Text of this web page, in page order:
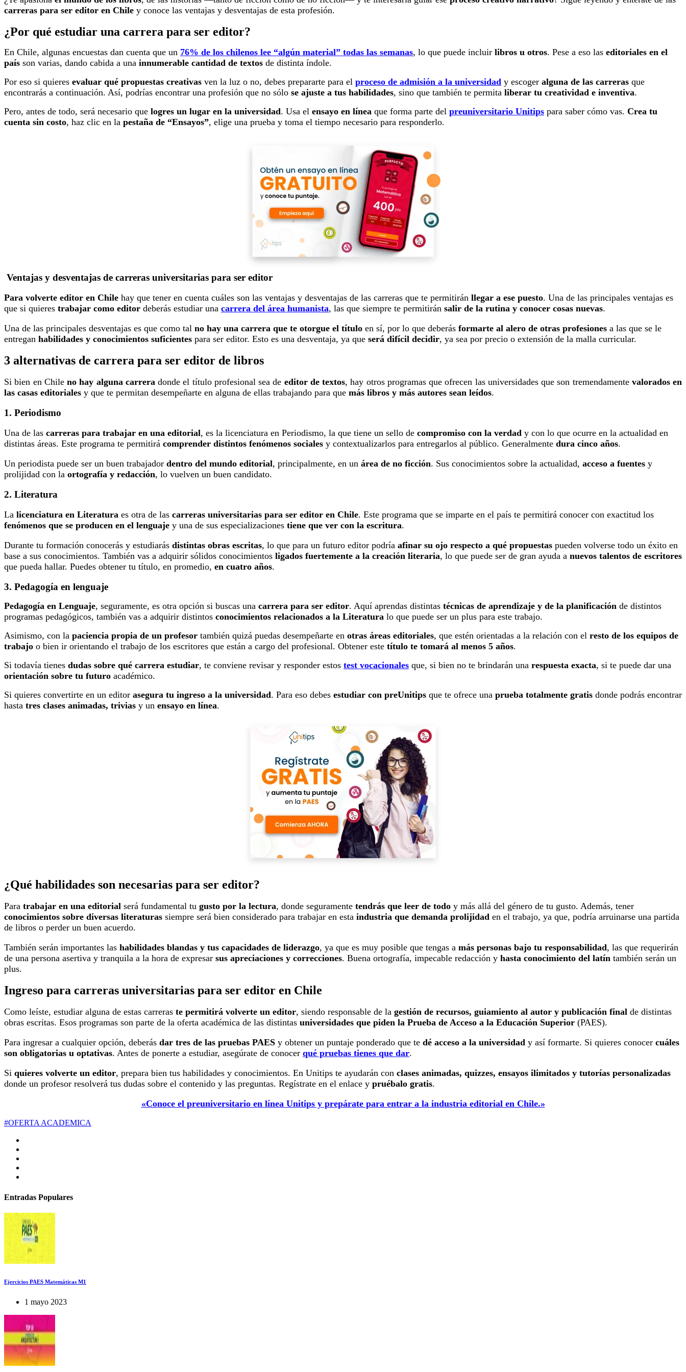
carreras para ser editor en Chile y conoce las ventajas y desventajas de esta profesión.
¿Por qué estudiar una carrera para ser editor?
En Chile, algunas encuestas dan cuenta que un 76% de los chilenos lee “algún material” todas las semanas, lo que puede incluir libros u otros. Pese a eso las editoriales en el
país son varias, dando cabida a una innumerable cantidad de textos de distinta índole.
Por eso si quieres evaluar qué propuestas creativas ven la luz o no, debes prepararte para el proceso de admisión a la universidad y escoger alguna de las carreras que
encontrarás a continuación. Así, podrías encontrar una profesión que no sólo se ajuste a tus habilidades, sino que también te permita liberar tu creatividad e inventiva.
Pero, antes de todo, será necesario que logres un lugar en la universidad. Usa el ensayo en línea que forma parte del preuniversitario Unitips para saber cómo vas. Crea tu
cuenta sin costo, haz clic en la pestaña de “Ensayos”, elige una prueba y toma el tiempo necesario para responderlo.
Ventajas y desventajas de carreras universitarias para ser editor
Para volverte editor en Chile hay que tener en cuenta cuáles son las ventajas y desventajas de las carreras que te permitirán llegar a ese puesto. Una de las principales ventajas es
que si quieres trabajar como editor deberás estudiar una carrera del área humanista, las que siempre te permitirán salir de la rutina y conocer cosas nuevas.
Una de las principales desventajas es que como tal no hay una carrera que te otorgue el título en sí, por lo que deberás formarte al alero de otras profesiones a las que se le
entregan habilidades y conocimientos suficientes para ser editor. Esto es una desventaja, ya que será difícil decidir, ya sea por precio o extensión de la malla curricular.
3 alternativas de carrera para ser editor de libros
Si bien en Chileno hay alguna carrera donde el título profesional sea de editor de textos, hay otros programas que ofrecen las universidades que son tremendamente valorados en
las casas editoriales y que te permitan desempeñarte en alguna de ellas trabajando para que más libros y más autores sean leídos.
1. Periodismo
Una de las carreras para trabajar en una editorial, es la licenciatura en Periodismo, la que tiene un sello de compromiso con la verdad y con lo que ocurre en la actualidad en
distintas áreas. Este programa te permitirá comprender distintos fenómenos sociales y contextualizarlos para entregarlos al público. Generalmente dura cinco años.
Un periodista puede ser un buen trabajador dentro del mundo editorial, principalmente, en un área de no ficción. Sus conocimientos sobre la actualidad, acceso a fuentes y
prolijidad con la ortografía y redacción, lo vuelven un buen candidato.
2. Literatura
La licenciatura en Literatura es otra de las carreras universitarias para ser editor en Chile. Este programa que se imparte en el país te permitirá conocer con exactitud los
fenómenos que se producen en el lenguaje y una de sus especializaciones tiene que ver con la escritura.
Durante tu formación conocerás y estudiarás distintas obras escritas, lo que para un futuro editor podría afinar su ojo respecto a qué propuestas pueden volverse todo un éxito en
base a sus conocimientos. También vas a adquirir sólidos conocimientos ligados fuertemente a la creación literaria, lo que puede ser de gran ayuda a nuevos talentos de escritores
que pueda hallar. Puedes obtener tu título, en promedio, en cuatro años.
3. Pedagogía en lenguaje
Pedagogía en Lenguaje, seguramente, es otra opción si buscas una carrera para ser editor. Aquí aprendas distintas técnicas de aprendizaje y de la planificación de distintos
programas pedagógicos, también vas a adquirir distintos conocimientos relacionados a la Literatura lo que puede ser un plus para este trabajo.
Asimismo, con la paciencia propia de un profesor también quizá puedas desempeñarte en otras áreas editoriales, que estén orientadas a la relación con el resto de los equipos de
trabajo o bien ir orientando el trabajo de los escritores que están a cargo del profesional. Obtener este título te tomará al menos 5 años.
Si todavía tienes dudas sobre qué carrera estudiar, te conviene revisar y responder estos test vocacionales que, si bien no te brindarán una respuesta exacta, si te puede dar una
orientación sobre tu futuro académico.
Si quieres convertirte en un editor asegura tu ingreso a la universidad. Para eso debes estudiar con preUnitips que te ofrece una prueba totalmente gratis donde podrás encontrar
hasta tres clases animadas, trivias y un ensayo en línea.
¿Qué habilidades son necesarias para ser editor?
Para trabajar en una editorial será fundamental tu gusto por la lectura, donde seguramente tendrás que leer de todo y más allá del género de tu gusto. Además, tener
conocimientos sobre diversas literaturas siempre será bien considerado para trabajar en esta industria que demanda prolijidad en el trabajo, ya que, podría arruinarse una partida
de libros o perder un buen acuerdo.
También serán importantes las habilidades blandas y tus capacidades de liderazgo, ya que es muy posible que tengas a más personas bajo tu responsabilidad, las que requerirán
de una persona asertiva y tranquila a la hora de expresar sus apreciaciones y correcciones. Buena ortografía, impecable redacción y hasta conocimiento del latín también serán un
plus.
Ingreso para carreras universitarias para ser editor en Chile
Como leíste, estudiar alguna de estas carreras te permitirá volverte un editor, siendo responsable de la gestión de recursos, guiamiento al autor y publicación final de distintas
obras escritas. Esos programas son parte de la oferta académica de las distintas universidades que piden la Prueba de Acceso a la Educación Superior (PAES).
Para ingresar a cualquier opción, deberás dar tres de las pruebas PAES y obtener un puntaje ponderado que te dé acceso a la universidad y así formarte. Si quieres conocer cuáles
son obligatorias u optativas. Antes de ponerte a estudiar, asegúrate de conocer qué pruebas tienes que dar.
Si quieres volverte un editor, prepara bien tus habilidades y conocimientos. En Unitips te ayudarán con clases animadas, quizzes, ensayos ilimitados y tutorías personalizadas
donde un profesor resolverá tus dudas sobre el contenido y las preguntas. Regístrate en el enlace y pruébalo gratis.
«Conoce el preuniversitario en línea Unitips y prepárate para entrar a la industria editorial en Chile.»
#OFERTA ACADEMICA
Entradas Populares
Ejercicios PAES Matemáticas M1
1 mayo 2023